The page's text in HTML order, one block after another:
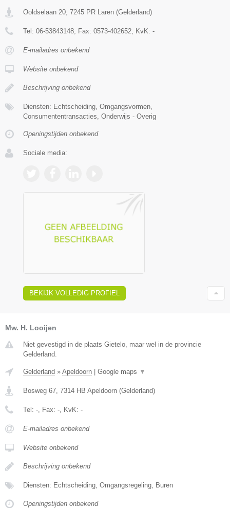
Ooldselaan 20 7245 PR Laren (Gelderland)
Tel: 06-53843148 , Fax: 0573-402652 , KvK: -
E-mailadres onbekend
Website onbekend
Beschrijving onbekend
Diensten: Echtscheiding, Omgangsvormen,
Consumententransacties, Onderwijs - Overig
Openingstijden onbekend
Sociale media:
BEKIJK VOLLEDIG PROFIEL
Mw. H. Looijen
Niet gevestigd in de plaats Gietelo, maar wel in de provincie
Gelderland.
Gelderland » Apeldoorn | Google maps ▼
Bosweg 67 7314 HB Apeldoorn (Gelderland)
Tel: - , Fax: - , KvK: -
E-mailadres onbekend
Website onbekend
Beschrijving onbekend
Diensten: Echtscheiding, Omgangsregeling, Buren
Openingstijden onbekend